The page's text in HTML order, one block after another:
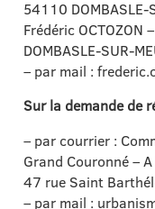
54110 DOMBASLE-
Frédéric OCTOZON
DOMBASLE-SUR-
– par mail :
Sur la demande de
– par courrier :
Grand Couronné –
47 rue Saint
– par mail :